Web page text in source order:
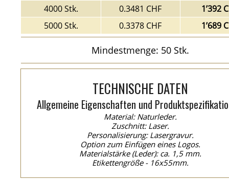
4000 Stk.
0.3481 CHF
1’392
5000 Stk.
0.3378 CHF 1’689
Mindestmenge: 50 Stk.
TECHNISCHE DATEN
Allgemeine Eigenschaften und
Material: Naturleder.
Zuschnitt: Laser.
Personalisierung: Lasergravur.
Option zum Einfügen eines Logos.
Materialstärke (Leder): ca. 1,5 mm.
Etikettengröße - 16x55mm.